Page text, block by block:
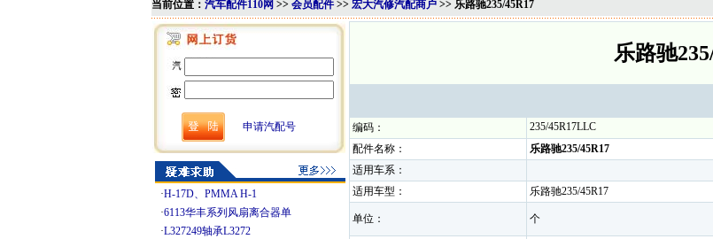
当前位置： 汽车配件110网 >> 会员配件>> 宏大汽修汽配商户>> 乐路驰235/45R17
申请汽配号
·H-17D、PMMA H-1
·6113华丰系列风扇离合器单
·L327249轴承L3272
乐路驰
编码：
235/45R17LLC
配件名称：
乐路驰235/45R17
适用车系：
适用车型：
乐路驰235/45R17
单位： 个